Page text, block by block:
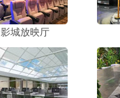
影城放映厅